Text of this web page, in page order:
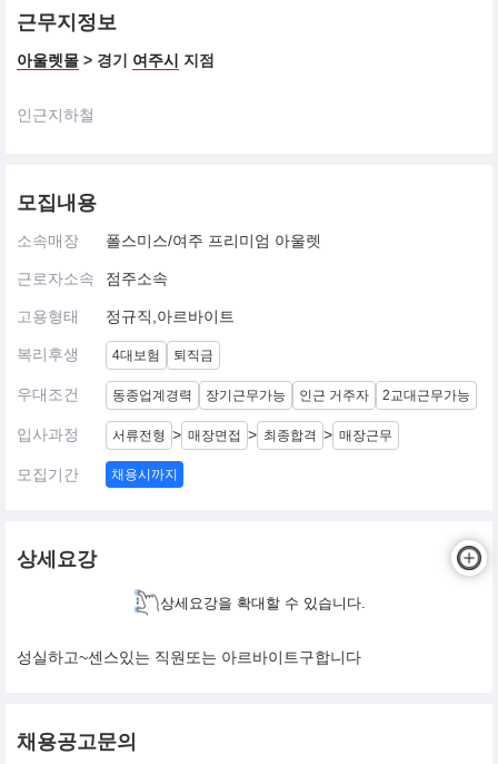
근무지정보
아울렛몰 > 경기 여주시 지점
인근지하철
모집내용
소속매장 폴스미스/여주 프리미엄 아울렛
근로자소속 점주소속
고용형태 정규직,아르바이트
복리후생 4대보험 퇴직금
우대조건 동종업계경력 장기근무가능 인근 거주자 2교대근무가능
입사과정 서류전형 > 매장면접 > 최종합격 > 매장근무
모집기간 채용시까지
상세요강
상세요강을 확대할 수 있습니다.
성실하고~센스있는 직원또는 아르바이트구합니다
채용공고문의